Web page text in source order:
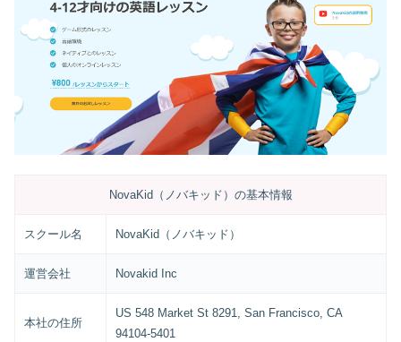
NovaKid（ノバキッド）の基本情報
スクール名 NovaKid（ノバキッド）
運営会社 Novakid Inc
本社の住所
US 548 Market St 8291, San Francisco, CA
94104-5401